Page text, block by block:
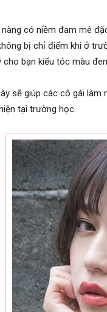
có niềm đam mê
bị chỉ điểm khi ở
cho bạn kiểu tóc màu
sẽ giúp các cô gái
tại trường học.